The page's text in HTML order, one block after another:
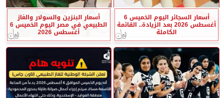
أسعار السجائر اليوم الخميس 6
أغسطس 2026 بعد الزيادة.. القائمة
الكاملة
أسعار البنزين والسولار والغاز
الطبيعي في مصر اليوم الخميس 6
أغسطس 2026